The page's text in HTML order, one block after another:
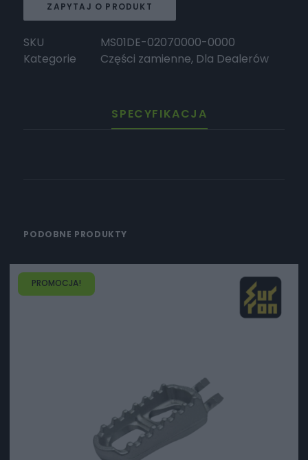
ZAPYTAJ O PRODUKT
SKU
MS01DE-02070000-0000
Kategorie
Części zamienne, Dla Dealerów
SPECYFIKACJA
PODOBNE PRODUKTY
PROMOCJA!